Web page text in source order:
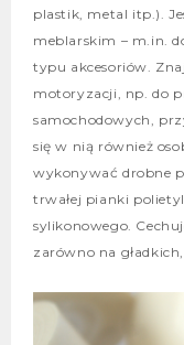
plastik, metal itp.).
meblarskim – m.in.
typu akcesoriów.
motoryzacji, np. do
samochodowych,
się w nią również
wykonywać drobne
trwałej pianki
sylikonowego.
zarówno na